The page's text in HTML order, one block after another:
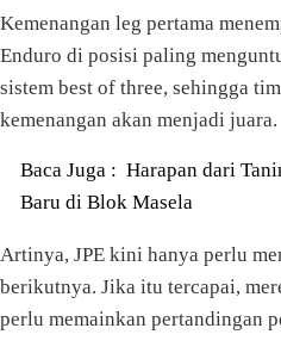
Kemenangan leg pertama
Enduro di posisi paling
sistem best of three, sehingga
kemenangan akan menjadi juara.
Baca Juga : Harapan dari
Baru di Blok Masela
Artinya, JPE kini hanya perlu
berikutnya. Jika itu tercapai,
perlu memainkan pertandingan